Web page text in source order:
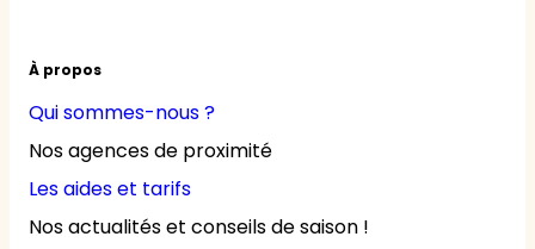
À propos
Qui sommes-nous ?
Nos agences de proximité
Les aides et tarifs
Nos actualités et conseils de saison !